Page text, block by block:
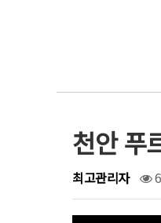
천안 푸
최고관리자